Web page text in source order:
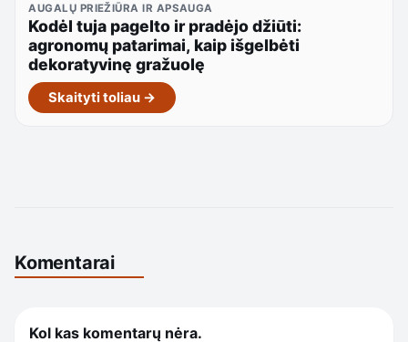
AUGALŲ PRIEŽIŪRA IR APSAUGA
Kodėl tuja pagelto ir pradėjo džiūti:
agronomų patarimai, kaip išgelbėti
dekoratyvinę gražuolę
Skaityti toliau →
Komentarai
Kol kas komentarų nėra.